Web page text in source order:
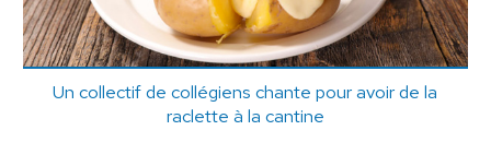
Un collectif de collégiens chante pour avoir de la
raclette à la cantine